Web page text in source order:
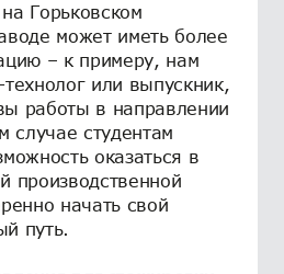
Горьковском
может иметь более
– к примеру, нам
или выпускник,
работы в направлении
случае студентам
оказаться в
производственной
начать свой
путь.